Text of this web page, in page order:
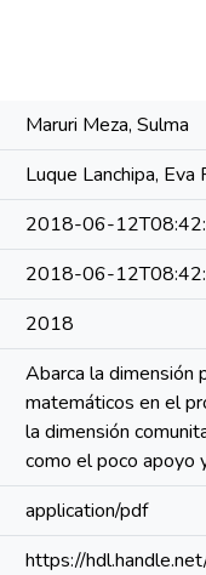
Maruri Meza, Sulma
Luque Lanchipa, Eva
2018-06-
2018-06-
2018
Abarca la dimensión
matemáticos en el
la dimensión
como el poco apoyo
application/pdf
https://